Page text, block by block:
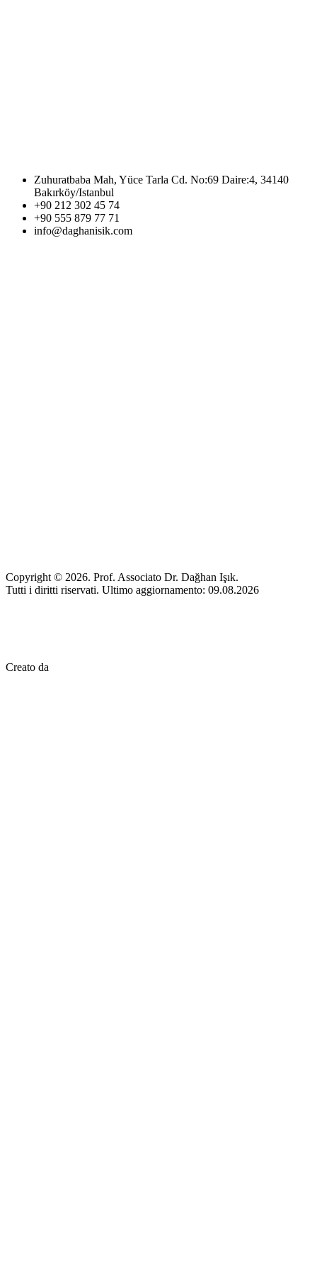
Zuhuratbaba Mah, Yüce Tarla Cd. No:69 Daire:4, 34140
Bakırköy/Istanbul
+90 212 302 45 74
+90 555 879 77 71
info@daghanisik.com
Copyright © 2026. Prof. Associato Dr. Dağhan Işık.
Tutti i diritti riservati. Ultimo aggiornamento: 09.08.2026
Creato da